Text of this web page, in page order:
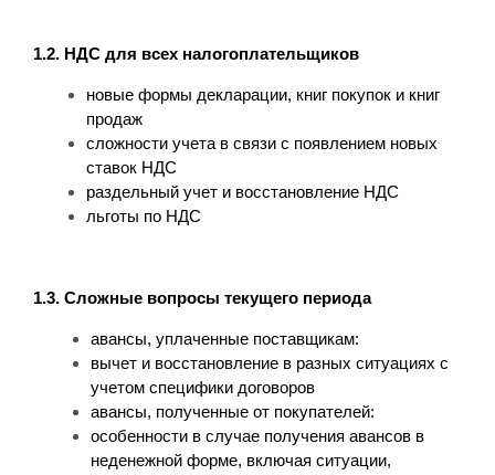
1.2. НДС для всех налогоплательщиков
новые формы декларации, книг покупок и книг
продаж
сложности учета в связи с появлением новых
ставок НДС
раздельный учет и восстановление НДС
льготы по НДС
1.3. Сложные вопросы текущего периода
авансы, уплаченные поставщикам:
вычет и восстановление в разных ситуациях с
учетом специфики договоров
авансы, полученные от покупателей:
особенности в случае получения авансов в
неденежной форме, включая ситуации,